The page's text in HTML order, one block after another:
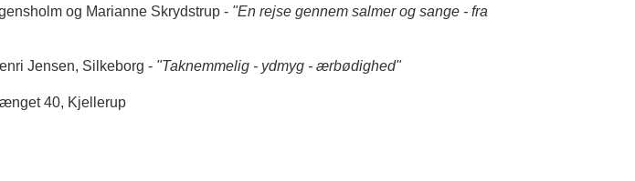
og Marianne Skrydstrup - "En rejse gennem salmer og sange - fra
Jensen, Silkeborg - "Taknemmelig - ydmyg - ærbødighed"
40, Kjellerup